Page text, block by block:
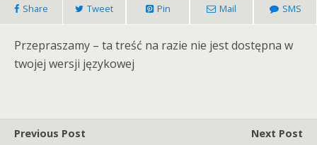
Share Tweet Pin Mail SMS
Przepraszamy – ta treść na razie nie jest dostępna w
twojej wersji językowej
Previous Post
Next Post